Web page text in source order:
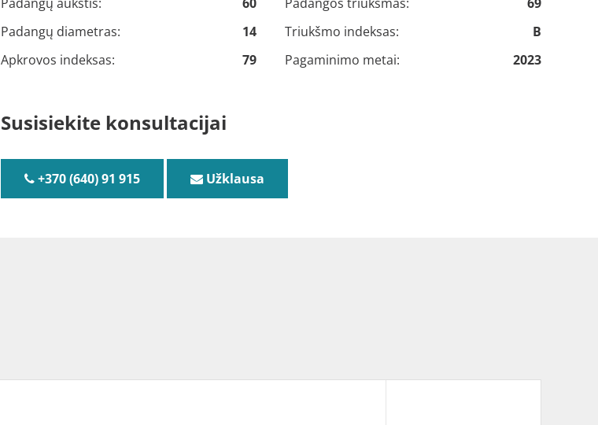
Padangų diametras:
14
Apkrovos indeksas:
79
Triukšmo indeksas:
B
Pagaminimo metai:
2023
Susisiekite konsultacijai
+370 (640) 91 915 Užklausa